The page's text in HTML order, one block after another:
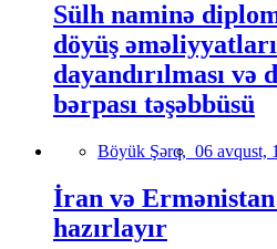
Sülh naminə
döyüş
dayandırılması və
bərpası təşəbbüsü
Böyük Şərq, 06 avqust,
İran və
hazırlayır